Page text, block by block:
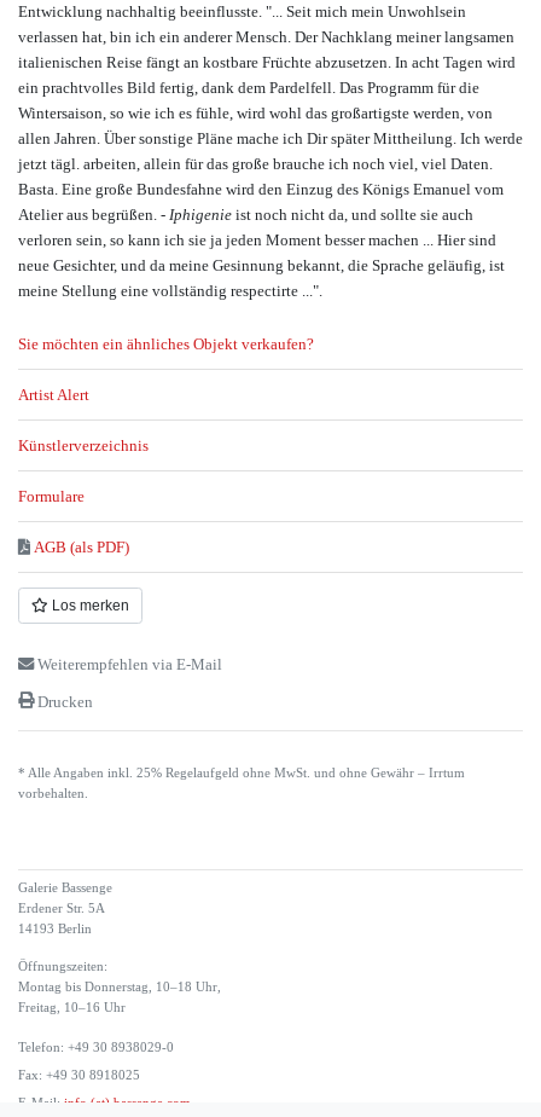
Entwicklung nachhaltig beeinflusste. "... Seit mich mein Unwohlsein
verlassen hat, bin ich ein anderer Mensch. Der Nachklang meiner langsamen
italienischen Reise fängt an kostbare Früchte abzusetzen. In acht Tagen wird
ein prachtvolles Bild fertig, dank dem Pardelfell. Das Programm für die
Wintersaison, so wie ich es fühle, wird wohl das großartigste werden, von
allen Jahren. Über sonstige Pläne mache ich Dir später Mittheilung. Ich werde
jetzt tägl. arbeiten, allein für das große brauche ich noch viel, viel Daten.
Basta. Eine große Bundesfahne wird den Einzug des Königs Emanuel vom
Atelier aus begrüßen. - Iphigenie ist noch nicht da, und sollte sie auch
verloren sein, so kann ich sie ja jeden Moment besser machen ... Hier sind
neue Gesichter, und da meine Gesinnung bekannt, die Sprache geläufig, ist
meine Stellung eine vollständig respectirte ...".
Sie möchten ein ähnliches Objekt verkaufen?
Artist Alert
Künstlerverzeichnis
Formulare
AGB (als PDF)
Los merken
Weiterempfehlen via E-Mail
Drucken
* Alle Angaben inkl. 25% Regelaufgeld ohne MwSt. und ohne Gewähr – Irrtum
vorbehalten.
Galerie Bassenge
Erdener Str. 5A
14193 Berlin
Öffnungszeiten:
Montag bis Donnerstag, 10–18 Uhr,
Freitag, 10–16 Uhr
Telefon: +49 30 8938029-0
Fax: +49 30 8918025
E-Mail: info (at) bassenge.com